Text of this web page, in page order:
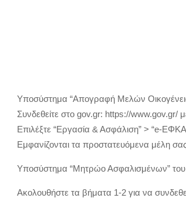
Υποσύστημα “Απογραφή Μελών
Συνδεθείτε στο gov.gr: https://www.gov.gr/
Επιλέξτε “Εργασία & Ασφάλιση” > “e-
Εμφανίζονται τα προστατευόμενα μέλη
Υποσύστημα “Μητρώο Ασφαλισμένων”
Ακολουθήστε τα βήματα 1-2 για να